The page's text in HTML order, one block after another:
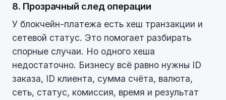
8. Прозрачный след операции
У блокчейн-платежа есть хеш транзакции и
сетевой статус. Это помогает разбирать
спорные случаи. Но одного хеша
недостаточно. Бизнесу всё равно нужны ID
заказа, ID клиента, сумма счёта, валюта,
сеть, статус, комиссия, время и результат